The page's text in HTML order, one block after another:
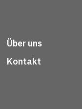
Über uns
Kontakt